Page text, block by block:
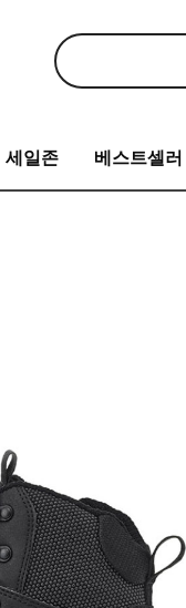
세일존 베스트셀러